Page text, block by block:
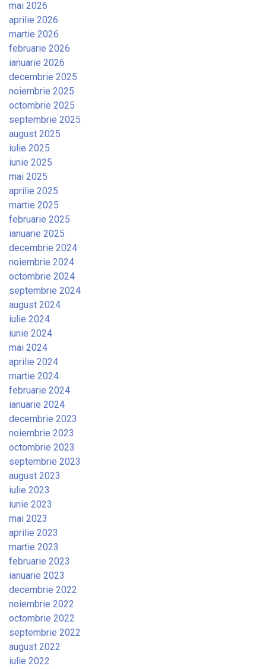
mai 2026
aprilie 2026
martie 2026
februarie 2026
ianuarie 2026
decembrie 2025
noiembrie 2025
octombrie 2025
septembrie 2025
august 2025
iulie 2025
iunie 2025
mai 2025
aprilie 2025
martie 2025
februarie 2025
ianuarie 2025
decembrie 2024
noiembrie 2024
octombrie 2024
septembrie 2024
august 2024
iulie 2024
iunie 2024
mai 2024
aprilie 2024
martie 2024
februarie 2024
ianuarie 2024
decembrie 2023
noiembrie 2023
octombrie 2023
septembrie 2023
august 2023
iulie 2023
iunie 2023
mai 2023
aprilie 2023
martie 2023
februarie 2023
ianuarie 2023
decembrie 2022
noiembrie 2022
octombrie 2022
septembrie 2022
august 2022
iulie 2022